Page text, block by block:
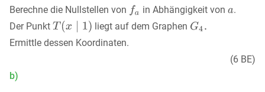
Berechne die Nullstellen von
in Abhängigkeit von
.
Der Punkt
liegt auf dem Graphen
Ermittle dessen Koordinaten.
(6 BE)
b)